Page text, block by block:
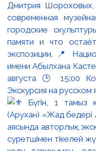
Дмитрия
современная
городские
памяти и что
экспозиции. 📍
имени Абылхана
августа 🕒 15:00
Экскурсия на русском